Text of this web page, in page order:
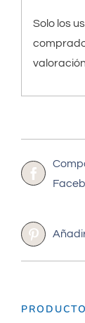
Solo los
valoración.